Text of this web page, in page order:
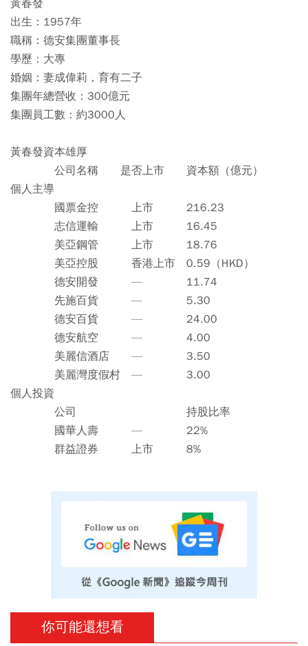
黃春發
出生：1957年
職稱：德安集團董事長
學歷：大專
婚姻：妻成偉莉，育有二子
集團年總營收：300億元
集團員工數：約3000人
黃春發資本雄厚
公司名稱 是否上市 資本額（億元）
個人主導
國票金控 上市 216.23
志信運輸 上市 16.45
美亞鋼管 上市 18.76
美亞控股 香港上市 0.59（HKD）
德安開發 — 11.74
先施百貨 — 5.30
德安百貨 — 24.00
德安航空 — 4.00
美麗信酒店 — 3.50
美麗灣度假村 — 3.00
個人投資
公司 持股比率
國華人壽 — 22%
群益證券 上市 8%
你可能還想看